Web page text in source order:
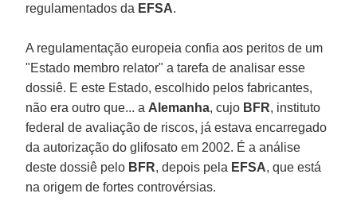
regulamentados da EFSA.
A regulamentação europeia confia aos peritos de um
"Estado membro relator" a tarefa de analisar esse
dossiê. E este Estado, escolhido pelos fabricantes,
não era outro que... a Alemanha, cujo BFR, instituto
federal de avaliação de riscos, já estava encarregado
da autorização do glifosato em 2002. É a análise
deste dossiê pelo BFR, depois pela EFSA, que está
na origem de fortes controvérsias.